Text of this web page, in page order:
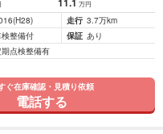
万円
(H28) 走行 3.7万km
整備付 保証 あり
点検整備有
ぐ在庫確認・見積り依頼
電話する